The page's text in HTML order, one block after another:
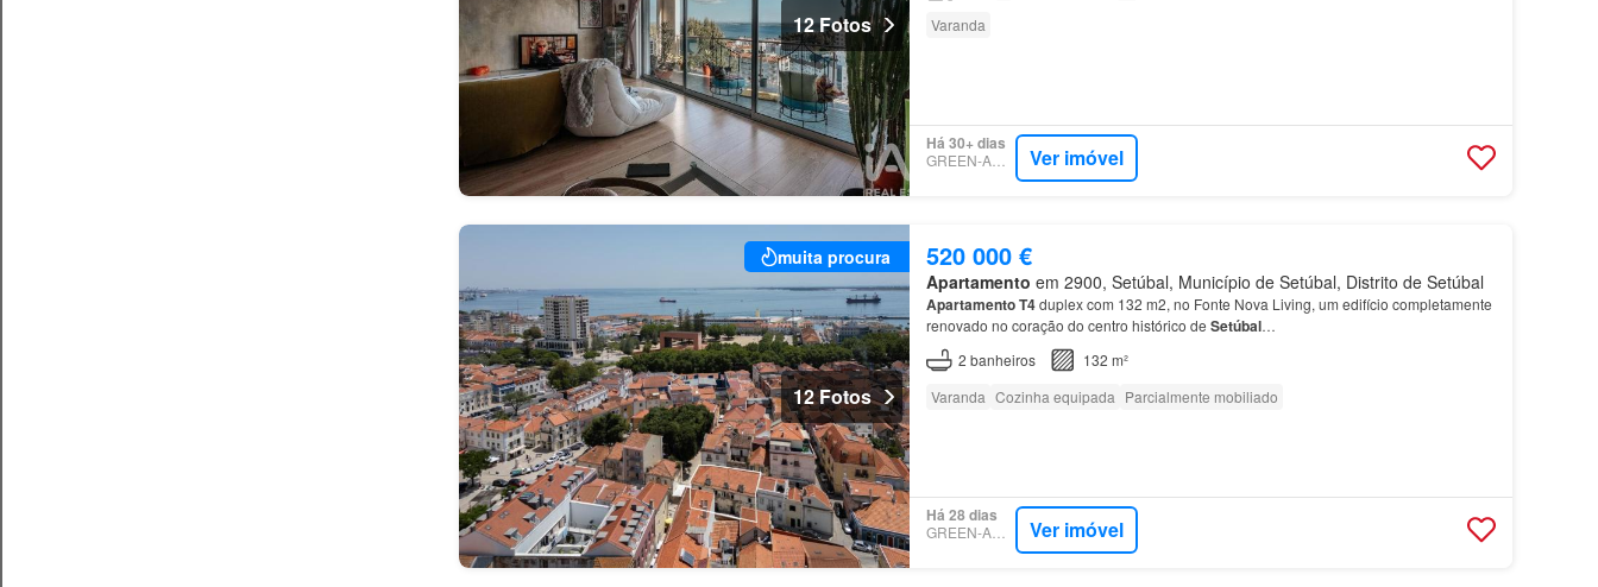
12 Fotos
Varanda
Há 30+ dias
GREEN-ACRES Ver imóvel
muita procura
12 Fotos
520 000 €
Apartamento em 2900, Setúbal, Município de Setúbal, Distrito de Setúbal
ApartamentoT4duplex com 132 m2, no Fonte Nova Living, um edifício completamente
renovado no coração do centro histórico de Setúbal…
2 banheiros
132 m²
Varanda Cozinha equipada Parcialmente mobiliado
Há 28 dias
GREEN-ACRES Ver imóvel